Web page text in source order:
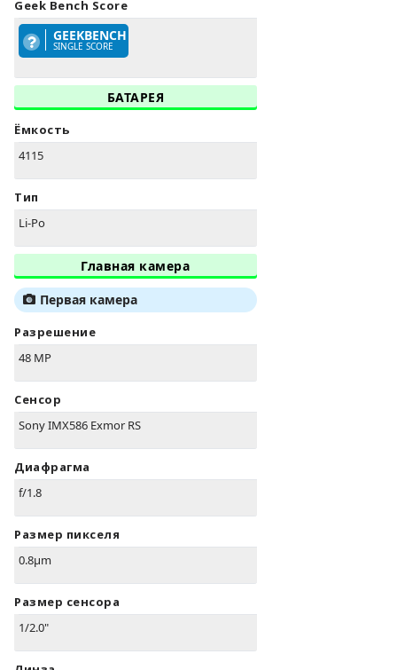
Geek Bench Score
GEEKBENCH
SINGLE SCORE
БАТАРЕЯ
Ёмкость
4115
Тип
Li-Po
Главная камера
Первая камера
Разрешение
48 MP
Сенсор
Sony IMX586 Exmor RS
Диафрагма
f/1.8
Размер пикселя
0.8µm
Размер сенсора
1/2.0"